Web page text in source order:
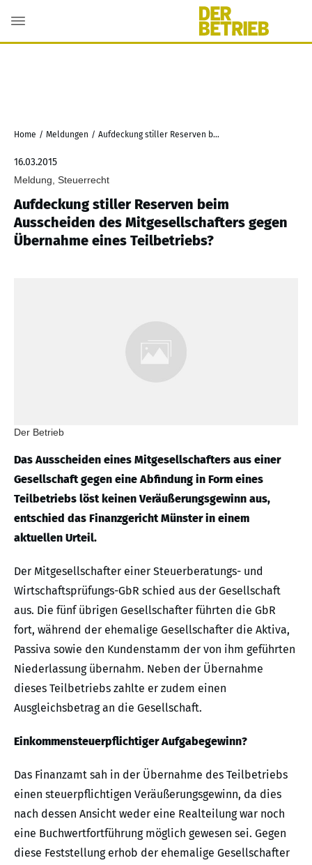
Home / Meldungen / Aufdeckung stiller Reserven beim Ausscheiden des Mitgesellschafters gegen Übernahme eines Teilbetriebs?
16.03.2015
Meldung, Steuerrecht
Aufdeckung stiller Reserven beim
Ausscheiden des Mitgesellschafters gegen
Übernahme eines Teilbetriebs?
Der Betrieb
Das Ausscheiden eines Mitgesellschafters aus einer
Gesellschaft gegen eine Abfindung in Form eines
Teilbetriebs löst keinen Veräußerungsgewinn aus,
entschied das Finanzgericht Münster in einem
aktuellen Urteil.
Der Mitgesellschafter einer Steuerberatungs- und
Wirtschaftsprüfungs-GbR schied aus der Gesellschaft
aus. Die fünf übrigen Gesellschafter führten die GbR
fort, während der ehemalige Gesellschafter die Aktiva,
Passiva sowie den Kundenstamm der von ihm geführten
Niederlassung übernahm. Neben der Übernahme
dieses Teilbetriebs zahlte er zudem einen
Ausgleichsbetrag an die Gesellschaft.
Einkommensteuerpflichtiger Aufgabegewinn?
Das Finanzamt sah in der Übernahme des Teilbetriebs
einen steuerpflichtigen Veräußerungsgewinn, da dies
nach dessen Ansicht weder eine Realteilung war noch
eine Buchwertfortführung möglich gewesen sei. Gegen
diese Feststellung erhob der ehemalige Gesellschafter